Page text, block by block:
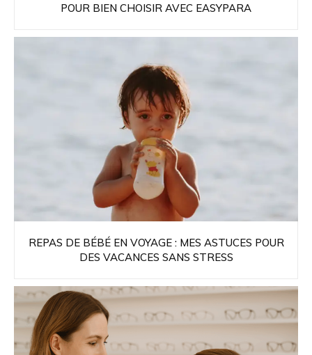
POUR BIEN CHOISIR AVEC EASYPARA
REPAS DE BÉBÉ EN VOYAGE : MES ASTUCES POUR
DES VACANCES SANS STRESS